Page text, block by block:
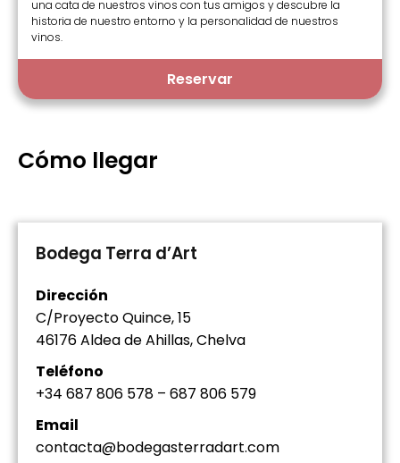
una cata de nuestros vinos con tus amigos y descubre la
historia de nuestro entorno y la personalidad de nuestros
vinos.
Reservar
Cómo llegar
Bodega Terra d’Art
Dirección
C/Proyecto Quince, 15
46176 Aldea de Ahillas, Chelva
Teléfono
+34 687 806 578 – 687 806 579
Email
contacta@bodegasterradart.com